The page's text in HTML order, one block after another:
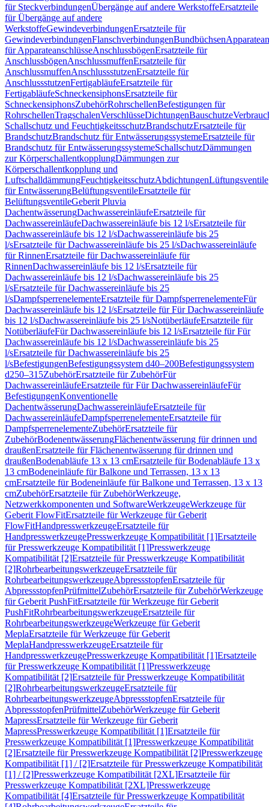
für SteckverbindungenÜbergänge auf andere WerkstoffeErsatzteile
für Übergänge auf andere
WerkstoffeGewindeverbindungenErsatzteile für
GewindeverbindungenFlanschverbindungenBundbüchsen
für ApparateanschlüsseAnschlussbögenErsatzteile für
AnschlussbögenAnschlussmuffenErsatzteile für
AnschlussmuffenAnschlussstutzenErsatzteile für
AnschlussstutzenFertigabläufeErsatzteile für
FertigabläufeSchneckensiphonsErsatzteile für
SchneckensiphonsZubehörRohrschellenBefestigungen für
RohrschellenTragschalenVerschlüsseDichtungenBauschutze
Schallschutz und FeuchtigkeitsschutzBrandschutzErsatzteile für
BrandschutzBrandschutz für EntwässerungssystemeErsatzteile für
Brandschutz für EntwässerungssystemeSchallschutzDämmungen
zur KörperschallentkopplungDämmungen zur
Körperschallentkopplung und
LuftschalldämmungFeuchtigkeitsschutzAbdichtungenLüftungsventile
für EntwässerungBelüftungsventileErsatzteile für
BelüftungsventileGeberit Pluvia
DachentwässerungDachwassereinläufeErsatzteile für
DachwassereinläufeDachwassereinläufe bis 12 l/sErsatzteile für
Dachwassereinläufe bis 12 l/sDachwassereinläufe bis 25
l/sErsatzteile für Dachwassereinläufe bis 25 l/sDachwassereinläufe
für RinnenErsatzteile für Dachwassereinläufe für
RinnenDachwassereinläufe bis 12 l/sErsatzteile für
Dachwassereinläufe bis 12 l/sDachwassereinläufe bis 25
l/sErsatzteile für Dachwassereinläufe bis 25
l/sDampfsperrenelementeErsatzteile für DampfsperrenelementeFür
Dachwassereinläufe bis 12 l/sErsatzteile für Für Dachwassereinläufe
bis 12 l/sDachwassereinläufe bis 25 l/sNotüberläufeErsatzteile für
NotüberläufeFür Dachwassereinläufe bis 12 l/sErsatzteile für Für
Dachwassereinläufe bis 12 l/sDachwassereinläufe bis 25
l/sErsatzteile für Dachwassereinläufe bis 25
l/sBefestigungenBefestigungssystem d40–200Befestigungssystem
d250–315ZubehörErsatzteile für ZubehörFür
DachwassereinläufeErsatzteile für Für DachwassereinläufeFür
BefestigungenKonventionelle
DachentwässerungDachwassereinläufeErsatzteile für
DachwassereinläufeDampfsperrenelementeErsatzteile für
DampfsperrenelementeZubehörErsatzteile für
ZubehörBodenentwässerungFlächenentwässerung für drinnen und
draußenErsatzteile für Flächenentwässerung für drinnen und
draußenBodenabläufe 13 x 13 cmErsatzteile für Bodenabläufe 13 x
13 cmBodeneinläufe für Balkone und Terrassen, 13 x 13
cmErsatzteile für Bodeneinläufe für Balkone und Terrassen, 13 x 13
cmZubehörErsatzteile für ZubehörWerkzeuge,
Netzwerkkomponenten und SoftwareWerkzeugeWerkzeuge für
Geberit FlowFitErsatzteile für Werkzeuge für Geberit
FlowFitHandpresswerkzeugeErsatzteile für
HandpresswerkzeugePresswerkzeuge Kompatibilität [1]Ersatzteile
für Presswerkzeuge Kompatibilität [1]Presswerkzeuge
Kompatibilität [2]Ersatzteile für Presswerkzeuge Kompatibilität
[2]RohrbearbeitungswerkzeugeErsatzteile für
RohrbearbeitungswerkzeugeAbpressstopfenErsatzteile für
AbpressstopfenPrüfmittelZubehörErsatzteile für ZubehörWerkzeuge
für Geberit PushFitErsatzteile für Werkzeuge für Geberit
PushFitRohrbearbeitungswerkzeugeErsatzteile für
RohrbearbeitungswerkzeugeWerkzeuge für Geberit
MeplaErsatzteile für Werkzeuge für Geberit
MeplaHandpresswerkzeugeErsatzteile für
HandpresswerkzeugePresswerkzeuge Kompatibilität [1]Ersatzteile
für Presswerkzeuge Kompatibilität [1]Presswerkzeuge
Kompatibilität [2]Ersatzteile für Presswerkzeuge Kompatibilität
[2]RohrbearbeitungswerkzeugeErsatzteile für
RohrbearbeitungswerkzeugeAbpressstopfenErsatzteile für
AbpressstopfenPrüfmittelZubehörWerkzeuge für Geberit
MapressErsatzteile für Werkzeuge für Geberit
MapressPresswerkzeuge Kompatibilität [1]Ersatzteile für
Presswerkzeuge Kompatibilität [1]Presswerkzeuge Kompatibilität
[2]Ersatzteile für Presswerkzeuge Kompatibilität [2]Presswerkzeuge
Kompatibilität [1] / [2]Ersatzteile für Presswerkzeuge Kompatibilität
[1] / [2]Presswerkzeuge Kompatibilität [2XL]Ersatzteile für
Presswerkzeuge Kompatibilität [2XL]Presswerkzeuge
Kompatibilität [4]Ersatzteile für Presswerkzeuge Kompatibilität